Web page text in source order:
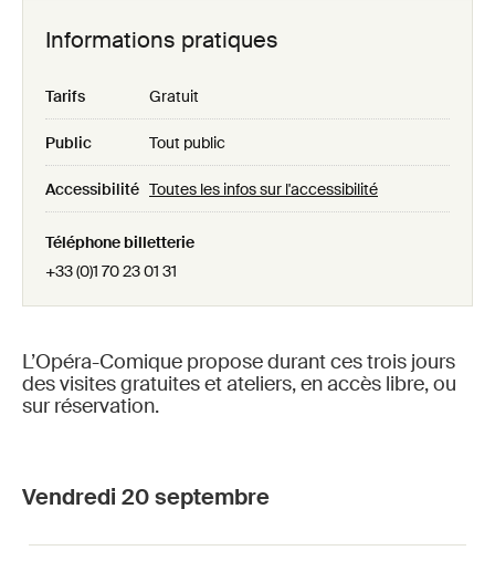
L’Opéra-Comique propose durant ces trois jours
des visites gratuites et ateliers, en accès libre, ou
sur réservation.
Informations pratiques
Tarifs Gratuit
Public Tout public
Accessibilité Toutes les infos sur l'accessibilité
Téléphone billetterie
+33 (0)1 70 23 01 31
Vendredi 20 septembre